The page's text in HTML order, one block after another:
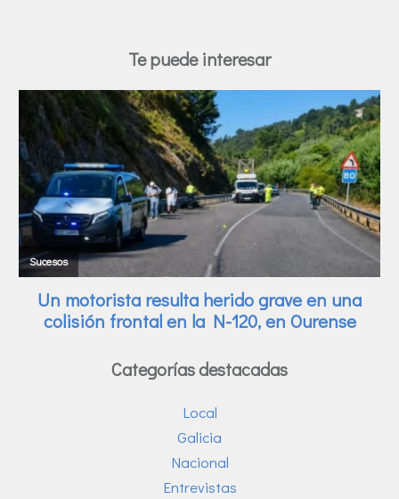
Te puede interesar
Categorías destacadas
Local
Galicia
Nacional
Entrevistas